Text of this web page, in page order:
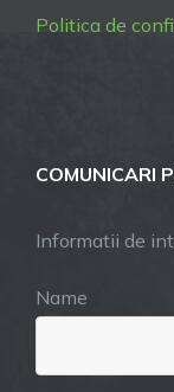
Politica de
COMUNICARI
Informatii de
Name